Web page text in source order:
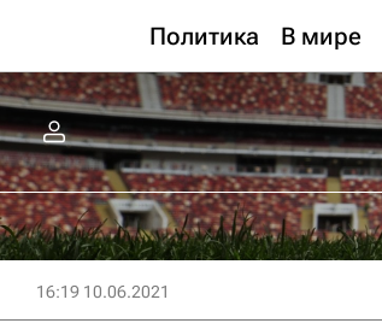
Политика В мире
16:19 10.06.2021